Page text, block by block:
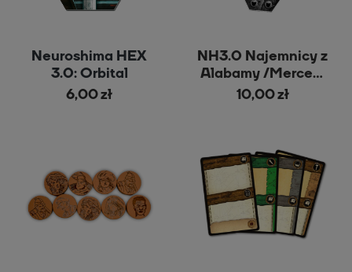
Neuroshima HEX
3.0: Orbital
6,00 zł
NH3.0 Najemnicy z
Alabamy /Mercen.
from Alabama
10,00 zł